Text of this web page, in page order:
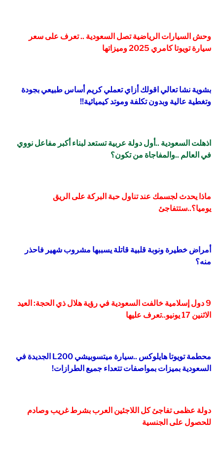
وحش السيارات الرياضية تصل السعودية .. تعرف على سعر
سيارة تويوتا كامري 2025 وميزاتها
بشوية نشا تعالي اقولك أزاي تعملي كريم أساس طبيعي بجودة
وتغطية عالية وبدون تكلفة وموتد كيميائية!!
اذهلت السعودية ..أول دولة عربية تستعد لبناء أكبر مفاعل نووي
في العالم ..والمفاجاة من تكون؟
ماذا يحدث لجسمك عند تناول حبة البركة على الريق
يوميا؟..ستتفاجئ
أمراض خطيرة ونوبة قلبية قاتلة يسببها مشروب شهير فاحذر
منه؟
9 دول إسلامية خالفت السعودية في رؤية هلال ذي الحجة: العيد
الاثنين 17 يونيو..تعرف عليها
محطمة تويوتا هايلوكس ..سيارة ميتسوبيشي L200 الجديدة في
السعودية بميزات بمواصفات تتعداء جميع الطرازات!
دولة عظمى تفاجئ كل اللاجئين العرب بشرط غريب وصادم
للحصول على الجنسية